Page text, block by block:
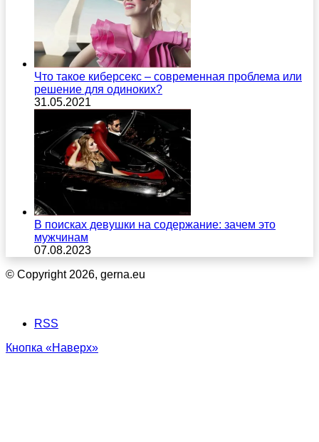
Что такое киберсекс – современная проблема или
решение для одиноких?
31.05.2021
В поисках девушки на содержание: зачем это
мужчинам
07.08.2023
© Copyright 2026, gerna.eu
RSS
Кнопка «Наверх»